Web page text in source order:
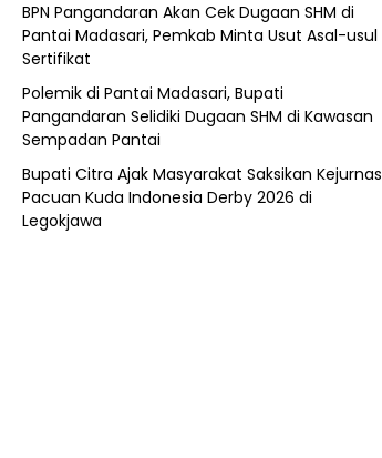
BPN Pangandaran Akan Cek Dugaan SHM di
Pantai Madasari, Pemkab Minta Usut Asal-usul
Sertifikat
Polemik di Pantai Madasari, Bupati
Pangandaran Selidiki Dugaan SHM di Kawasan
Sempadan Pantai
Bupati Citra Ajak Masyarakat Saksikan Kejurnas
Pacuan Kuda Indonesia Derby 2026 di
Legokjawa